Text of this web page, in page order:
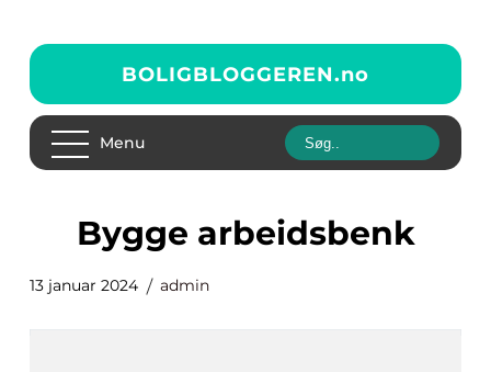
BOLIGBLOGGEREN.no
Menu
bygge arbeidsbenk
13 januar 2024 admin